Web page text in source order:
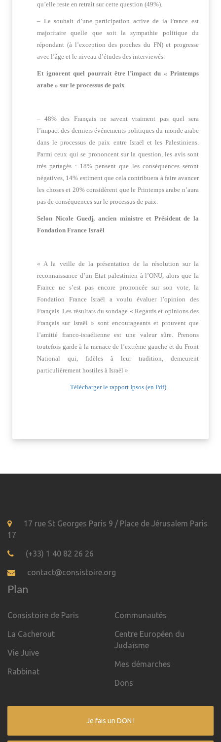
qu’elle reste en retrait sur cette question (49%).
– Le souhait d’une participation active de la France est
majoritaire quelle que soit la sympathie politique du
répondant (à l’exception des proches du FN) et progresse
avec l’âge et le niveau d’études des interviewés.
Et ignorent quel pourrait être l’impact du « Printemps
arabe » sur le processus de paix
– 48% des Français ne savent vraiment pas quel sera
l’impact des derniers événements politiques du monde arabe
dans le processus de paix entre Israël et les Palestiniens.
Parmi ceux qui se prononcent sur la question, les avis sont
très partagés : 18% pensent que les conséquences seront
négatives, 14% estiment que cela contribuera à faire avancer
les choses et 20% considèrent que le Printemps arabe n’aura
pas de conséquences sur le processus de paix.
Selon Nicole Guedj, ancien ministre et Président de la
Fondation France Israël
« A la veille de la présentation de la résolution sur la
reconnaissance d’un Etat palestinien à l’ONU, alors que la
France ne s’est pas encore prononcée sur son vote, la
Fondation France Israël a voulu évaluer l’opinion des
Français. Les résultats du sondage « Regards et opinions des
Français sur Israël » sont encourageants et prouvent que
l’amitié franco-israélienne est une valeur sûre. Prenons
toutefois garde à la menace de l’extrême gauche et du Front
National qui, fidèles à leur tradition, demeurent
particulièrement hostiles à Israël »
Télécharger le rapport Ipsos (en Pdf)
17 rue St Georges Paris 9 / Place de Jérusalem Paris
17
(+33) 1 40 82 26 26
contact@consistoire.org
Plan
Consistoire de Paris
La Cacherout
Vie Juive
Rabbinat
Communautés
Centre Européen du
Judaïsme
Mes démarches
Dons
Je fais un DON !